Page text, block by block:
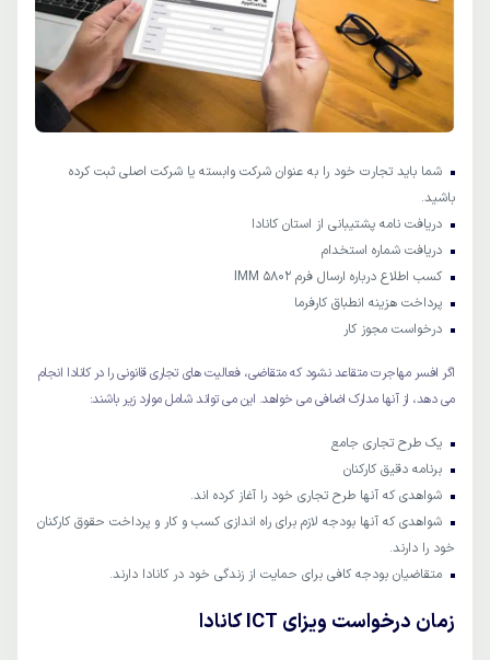
شما باید تجارت خود را به عنوان شرکت وابسته یا شرکت اصلی ثبت کرده
باشید.
دریافت نامه پشتیبانی از استان کانادا
دریافت شماره استخدام
کسب اطلاع درباره ارسال فرم IMM 5802
پرداخت هزینه انطباق کارفرما
درخواست مجوز کار
اگر افسر مهاجرت متقاعد نشود که متقاضی، فعالیت های تجاری قانونی را در کانادا انجام
می دهد، از آنها مدارک اضافی می خواهد. این می تواند شامل موارد زیر باشند:
یک طرح تجاری جامع
برنامه دقیق کارکنان
شواهدی که آنها طرح تجاری خود را آغاز کرده اند.
شواهدی که آنها بودجه لازم برای راه اندازی کسب و کار و پرداخت حقوق کارکنان
خود را دارند.
متقاضیان بودجه کافی برای حمایت از زندگی خود در کانادا دارند.
زمان درخواست ویزای ICT کانادا